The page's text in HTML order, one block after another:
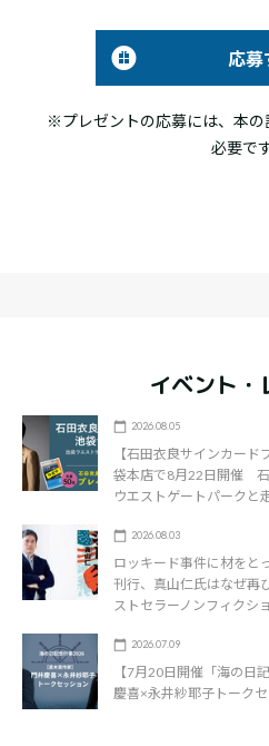
応募
※プレゼントの応募には、本の
必要です
イベント・
2026.08.05
【石田衣良サインカー
袋本店で8月22日開催
ウエストゲートパークと
2026.08.03
ロッキード事件に材をと
刊行、真山仁氏はなぜ再
ストセラーノンフィクシ
2026.07.09
【7月20日開催「海の日
慶喜×永井紗耶子トーク